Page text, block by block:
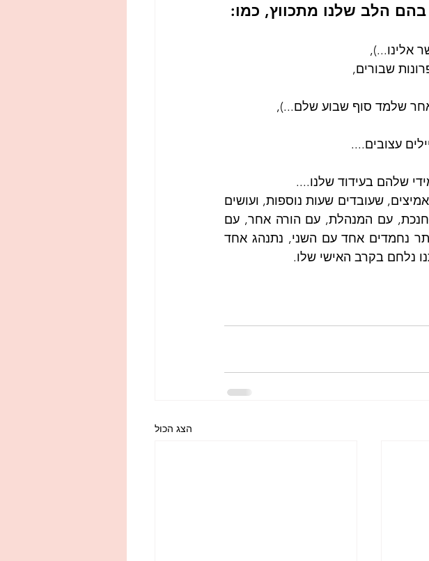
בהם הלב שלנו מתכווץ, כמו:
אלינו...),
שבורים,
שלמד סוף שבוע שלם...),
עצובים....
שלהם בעידוד שלנו....
נלחם בקרב האישי שלו.
הצג הכול